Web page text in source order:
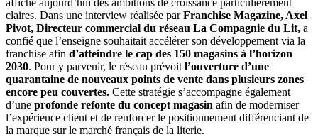
claires. Dans une interview réalisée parFranchise Magazine, Axel
Pivot, Directeur commercial du réseau La Compagnie du Lit, a
confié que l’enseigne souhaitait accélérer son développement via la
franchise afin d’atteindre le cap des 150 magasins à l’horizon
2030. Pour y parvenir, le réseau prévoit l’ouverture d’une
quarantaine de nouveaux points de vente dans plusieurs zones
encore peu couvertes. Cette stratégie s’accompagne également
d’une profonde refonte du concept magasin afin de moderniser
l’expérience client et de renforcer le positionnement différenciant de
la marque sur le marché français de la literie.